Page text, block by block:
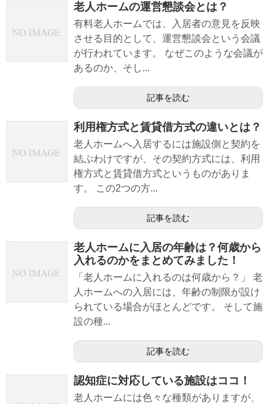
老人ホームの運営懇談会とは？
有料老人ホームでは、入居者の意見を反映
させる目的として、運営懇談会という会議
が行われています。 なぜこのような会議が
あるのか、そし...
記事を読む
利用権方式と賃貸借方式の違いとは？
老人ホームへ入居するには施設側と契約を
結ぶわけですが、その契約方式には、利用
権方式と賃貸借方式というものがありま
す。 この2つの方...
記事を読む
老人ホームに入居の年齢は？何歳から
入れるのかをまとめてみました！
「老人ホームに入れるのは何歳から？」 老
人ホームへの入居には、年齢の制限が設け
られている場合がほとんどです。 そして施
設の種...
記事を読む
認知症に対応している施設はココ！
老人ホームには色々な種類がありますが、